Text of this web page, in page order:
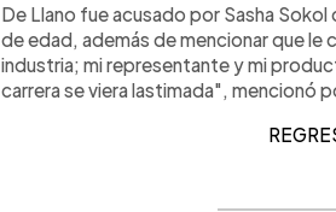
De Llano fue acusado por Sasha
de edad, además de mencionar que
industria; mi representante y mi
carrera se viera lastimada", mencionó